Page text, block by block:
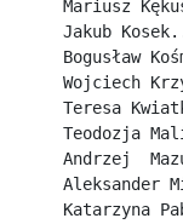
Mariusz
Jakub
Bogusław
Wojciech
Teresa
Teodozja
Andrzej